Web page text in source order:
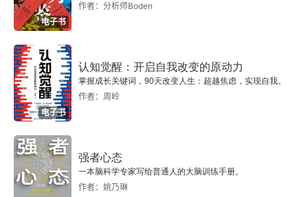
电子书
作者：分析师Boden
电子书
认知觉醒：开启自我改变的原动力
掌握成长关键词，90天改变人生：超越焦虑，实现自我。
作者：周岭
强者心态
一本脑科学专家写给普通人的大脑训练手册。
作者：姚乃琳